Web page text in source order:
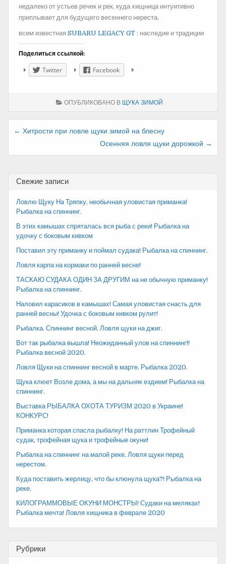
недалеко от устьев речек и рек, куда хищница интуитивно
приплывает для будущего весеннего нереста.
всем известная SUBARU LEGACY GT : наcледие и традиции
Поделиться ссылкой:
Twitter Facebook
ОПУБЛИКОВАНО В ЩУКА ЗИМОЙ
Навигация
← Хитрости при ловле щуки зимой на блесну
Осенняя ловля щуки дорожкой →
Свежие записи
Ловлю Щуку На Тряпку, необычная уловистая приманка!
Рыбалка на спиннинг.
В этих камышах спряталась вся рыба с реки! Рыбалка на
удочку с боковым кивком
Поставил эту приманку и поймал судака! Рыбалка на спиннинг.
Ловля карпа на кормаки по ранней весне!
ТАСКАЮ СУДАКА ОДИН ЗА ДРУГИМ на не обычную приманку!
Рыбалка на спиннинг.
Наловил карасиков в камышах! Самая уловистая снасть для
ранней весны! Удочка с боковым кивком рулит!
Рыбалка. Спиннинг весной. Ловля щуки на джиг.
Вот так рыбалка вышла! Неожиданный улов на спиннинг!!
Рыбалка весной 2020.
Ловля Щуки на спиннинг весной в марте. Рыбалка 2020.
Щука клюет Возле дома, а мы на дальняк ездием! Рыбалка на
спиннинг.
Выставка РЫБАЛКА ОХОТА ТУРИЗМ 2020 в Украине!
КОНКУРС!
Приманка которая спасла рыбалку! На раттлин Трофейный
судак, трофейная щука и трофейные окуни!
Рыбалка на спиннинг на малой реке. Ловля щуки перед
нерестом.
Куда поставить жерлицу, что бы клюнула щука?! Рыбалка на
реке.
КИЛОГРАММОВЫЕ ОКУНИ МОНСТРЫ! Судаки на меляках!
Рыбалка мечта! Ловля хищника в феврале 2020
Рубрики